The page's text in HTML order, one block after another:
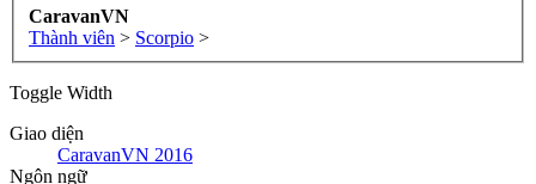
CaravanVN
Thành viên > Scorpio >
Toggle Width
Giao diện
CaravanVN 2016
Ngôn ngữ